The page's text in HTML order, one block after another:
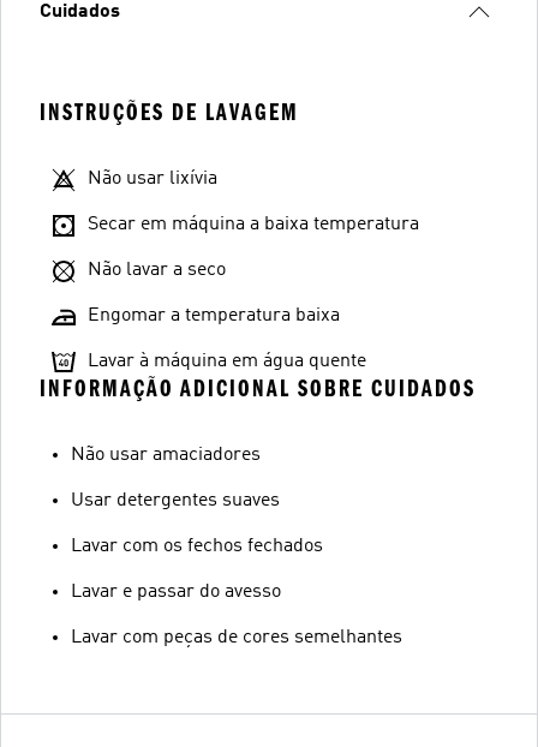
Cuidados
INSTRUÇÕES DE LAVAGEM
Não usar lixívia
Secar em máquina a baixa temperatura
Não lavar a seco
Engomar a temperatura baixa
Lavar à máquina em água quente
INFORMAÇÃO ADICIONAL SOBRE CUIDADOS
Não usar amaciadores
Usar detergentes suaves
Lavar com os fechos fechados
Lavar e passar do avesso
Lavar com peças de cores semelhantes